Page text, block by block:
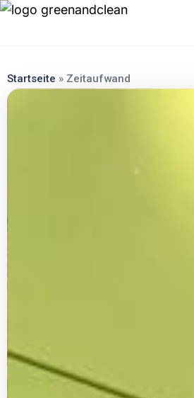
content
Startseite » Zeitaufwand